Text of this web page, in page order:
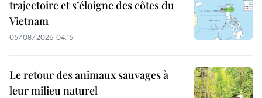
trajectoire et s’éloigne des côtes du
Vietnam
05/08/2026 04:15
Le retour des animaux sauvages à
leur milieu naturel